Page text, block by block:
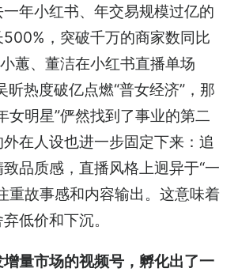
年小红书、年交易规模过亿的
，突破千万的商家数同比
蕙、董洁在小红书直播单场
昕热度破亿点燃“普女经济”，那
女明星”俨然找到了事业的第二
在人设也进一步固定下来：追
品质感，直播风格上迥异于“一
重故事感和内容输出。这意味着
低价和下沉。
量市场的视频号，孵化出了一